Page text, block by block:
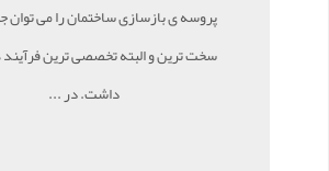
پروسه ی بازسازی ساختمان را می توان
سخت ترین و البته تخصصی ترین فرآیند
داشت. در ...